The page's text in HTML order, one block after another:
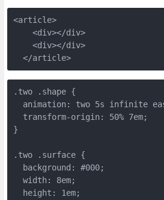
<article>
    <div></div>
    <div></div>
  </article>
.two .shape {
animation: two 5s infinite
  transform-origin: 50% 7em;
}
.two .surface {
  background: #000;
  width: 8em;
  height: 1em;